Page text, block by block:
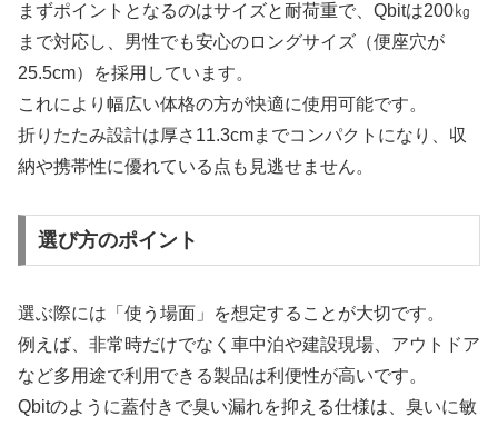
まずポイントとなるのはサイズと耐荷重で、Qbitは200㎏
まで対応し、男性でも安心のロングサイズ（便座穴が
25.5cm）を採用しています。
これにより幅広い体格の方が快適に使用可能です。
折りたたみ設計は厚さ11.3cmまでコンパクトになり、収
納や携帯性に優れている点も見逃せません。
選び方のポイント
選ぶ際には「使う場面」を想定することが大切です。
例えば、非常時だけでなく車中泊や建設現場、アウトドア
など多用途で利用できる製品は利便性が高いです。
Qbitのように蓋付きで臭い漏れを抑える仕様は、臭いに敏